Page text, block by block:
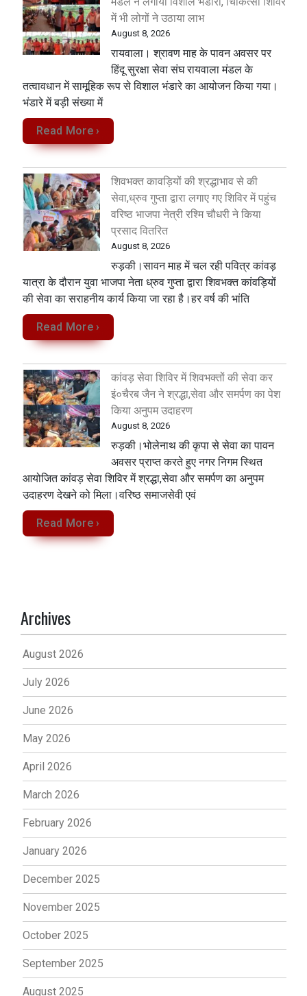
में भी लोगों ने उठाया लाभ
August 8, 2026
रायवाला। श्रावण माह के पावन अवसर पर
हिंदू सुरक्षा सेवा संघ रायवाला मंडल के
तत्वावधान में सामूहिक रूप से विशाल भंडारे का आयोजन किया गया।
भंडारे में बड़ी संख्या में
Read More ›
शिवभक्त कावड़ियों की श्रद्धाभाव से की
सेवा,ध्रुव गुप्ता द्वारा लगाए गए शिविर में पहुंच
वरिष्ठ भाजपा नेत्री रश्मि चौधरी ने किया
प्रसाद वितरित
August 8, 2026
रुड़की।सावन माह में चल रही पवित्र कांवड़
यात्रा के दौरान युवा भाजपा नेता ध्रुव गुप्ता द्वारा शिवभक्त कांवड़ियों
की सेवा का सराहनीय कार्य किया जा रहा है।हर वर्ष की भांति
Read More ›
कांवड़ सेवा शिविर में शिवभक्तों की सेवा कर
इं०चैरब जैन ने श्रद्धा,सेवा और समर्पण का पेश
किया अनुपम उदाहरण
August 8, 2026
रुड़की।भोलेनाथ की कृपा से सेवा का पावन
अवसर प्राप्त करते हुए नगर निगम स्थित
आयोजित कांवड़ सेवा शिविर में श्रद्धा,सेवा और समर्पण का अनुपम
उदाहरण देखने को मिला‌।वरिष्ठ समाजसेवी एवं
Read More ›
Archives
August 2026
July 2026
June 2026
May 2026
April 2026
March 2026
February 2026
January 2026
December 2025
November 2025
October 2025
September 2025
August 2025